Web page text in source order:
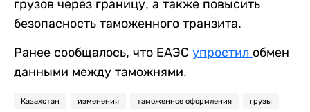
грузов через границу, а также повысить
безопасность таможенного транзита.
Ранее сообщалось, что ЕАЭС упростил обмен
данными между таможнями.
Казахстан изменения таможенное оформления грузы